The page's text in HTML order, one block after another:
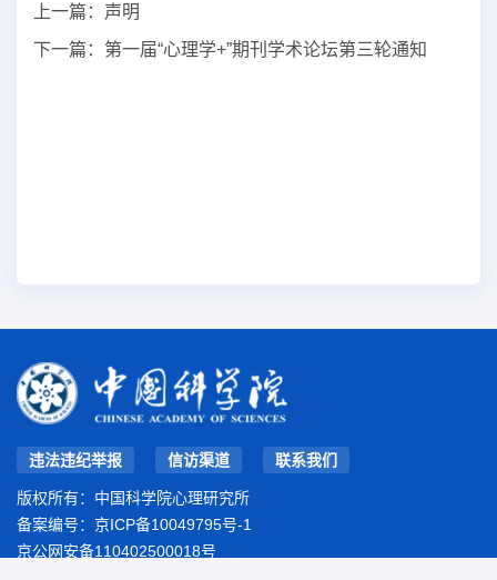
上一篇： 声明
下一篇： 第一届“心理学+”期刊学术论坛第三轮通知
违法违纪举报 信访渠道 联系我们
版权所有：中国科学院心理研究所
备案编号： 京ICP备10049795号-1
京公网安备110402500018号